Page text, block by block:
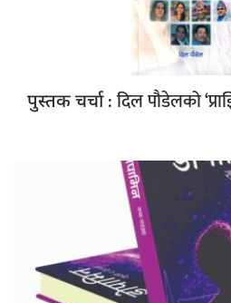
पुस्तक चर्चा: दिल पौडेलको